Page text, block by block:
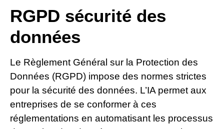
RGPD sécurité des
données
Le Règlement Général sur la Protection des
Données (RGPD) impose des normes strictes
pour la sécurité des données. L’IA permet aux
entreprises de se conformer à ces
réglementations en automatisant les processus